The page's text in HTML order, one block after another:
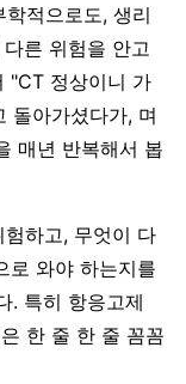
학적으로도, 생리
른 위험을 안고
"CT 정상이니 가
돌아가셨다가, 며
매년 반복해서 봅
하고, 무엇이 다
로 와야 하는지를
. 특히 항응고제
한 줄 한 줄 꼼꼼